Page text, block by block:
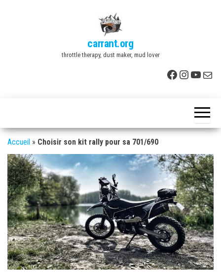
carrant.org
throttle therapy, dust maker, mud lover
Facebook
E-
Accueil » Choisir son kit rally pour sa 701/690